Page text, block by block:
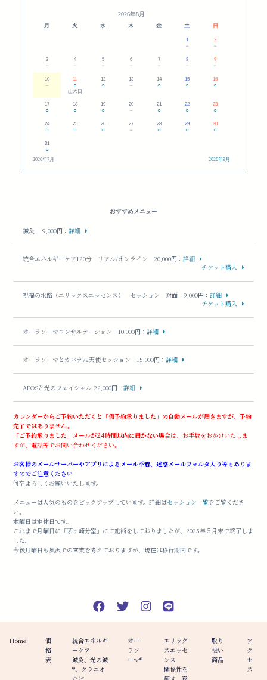
2026年8月
月 火 水 木 金 土 日
1
－
2
－
3
－
4
－
5
－
6
－
7
－
8
－
9
－
10
－
11
○
山の日
12
○
13
－
14
○
15
○
16
○
17
○
18
○
19
○
20
－
21
○
22
○
23
○
24
○
25
○
26
○
27
－
28
○
29
○
30
○
31
○
2026年7月 2026年9月
おすすめメニュー
鍼灸 9,000円 ：詳細
統合エネルギーケア120分 リアル/オンライン 20,000円 ：詳細
チケット購入
祝福の水路（エリックスエッセンス） セッション 対面 9,000円 ：詳細
チケット購入
オーラソーマコンサルテーション 10,000円 ：詳細
オーラソーマとカバラ72天使セッション 15,000円 ：詳細
AEOSと光のフェイシャル 22,000円 ：詳細
カレンダーからご予約いただくと「仮予約承りました」の自動メールが届きますが、予約
完了ではありません。
「ご予約承りました」メールが24時間以内に届かない場合は、お手数をおかけいたしま
すが、電話等でお問い合わせください。
お客様のメールサーバーやアプリによるメール不着、迷惑メールフォルダ入り等もありま
すのでご注意ください
何卒よろしくお願いいたします。
メニューは人気のものをピックアップしています。詳細はセッション一覧をご覧くださ
い。
木曜日は定休日です。
これまで月曜日に「茅ヶ崎分室」にて施術をしておりましたが、2025年５月末で終了しま
した。
今後月曜日も奥沢での営業を考えておりますが、現在は移行期間です。
Home
価
格
表
統合エネルギ
ーケア
鍼灸、光の鍼
®︎、クラニオ
オー
ラソ
ーマ®️
エリック
スエッセ
ンス
関係性を
取り
扱い
商品
ア
ク
セ
ス